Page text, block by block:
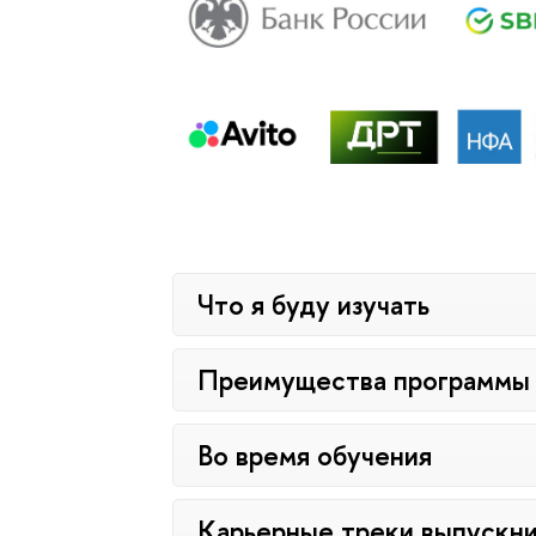
Что я буду изучать
Преимущества программы
Во время обучения